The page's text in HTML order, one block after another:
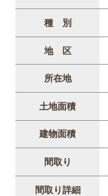
種 別
地 区
所在地
土地面積
建物面積
間取り
間取り詳細